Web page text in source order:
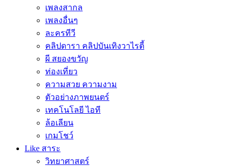
เพลงสากล
เพลงอื่นๆ
ละครทีวี
คลิปดารา คลิปบันเทิงวาไรตี้
ผี สยองขวัญ
ท่องเที่ยว
ความสวย ความงาม
ตัวอย่างภาพยนตร์
เทคโนโลยี ไอที
ล้อเลียน
เกมโชว์
Like สาระ
วิทยาศาสตร์